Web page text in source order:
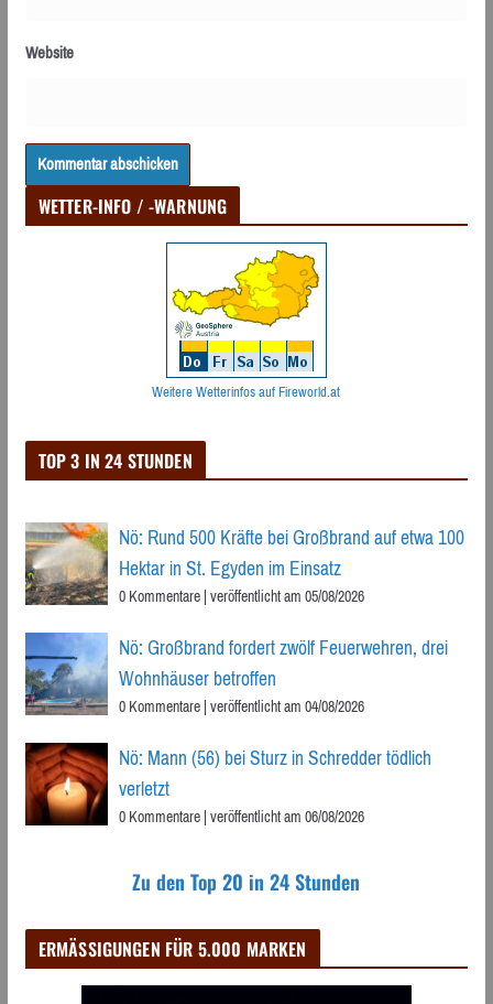
Website
WETTER-INFO / -WARNUNG
Weitere Wetterinfos auf Fireworld.at
TOP 3 IN 24 STUNDEN
Nö: Rund 500 Kräfte bei Großbrand auf etwa 100
Hektar in St. Egyden im Einsatz
0 Kommentare|veröffentlicht am 05/08/2026
Nö: Großbrand fordert zwölf Feuerwehren, drei
Wohnhäuser betroffen
0 Kommentare|veröffentlicht am 04/08/2026
Nö: Mann (56) bei Sturz in Schredder tödlich
verletzt
0 Kommentare|veröffentlicht am 06/08/2026
Zu den Top 20 in 24 Stunden
ERMÄSSIGUNGEN FÜR 5.000 MARKEN